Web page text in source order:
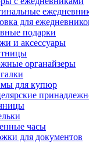
для
подарки
и аксессуары
органайзеры
для купюр
часы
для документов